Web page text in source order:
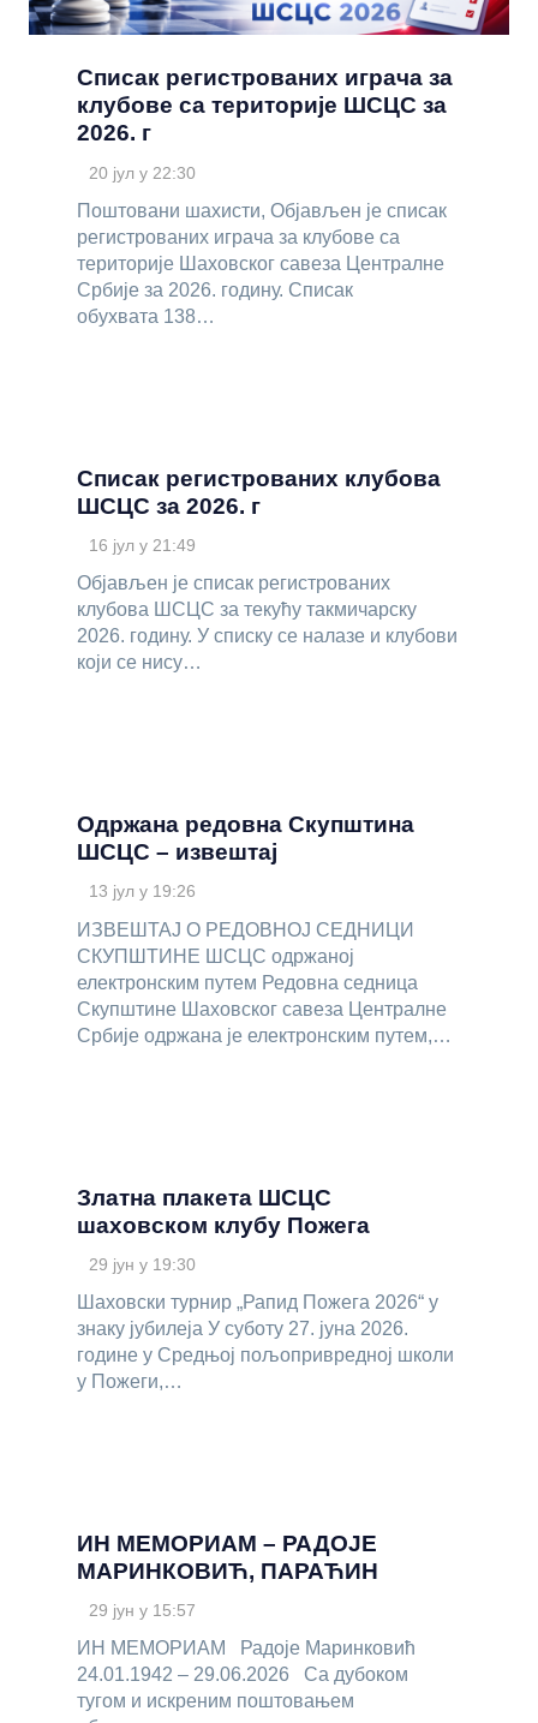
Списак регистрованих играча за
клубове са територије ШСЦС за
2026. г
20 јул у 22:30
Поштовани шахисти, Објављен је списак
регистрованих играча за клубове са
територије Шаховског савеза Централне
Србије за 2026. годину. Списак
обухвата 138…
Списак регистрованих клубова
ШСЦС за 2026. г
16 јул у 21:49
Објављен је списак регистрованих
клубова ШСЦС за текућу такмичарску
2026. годину. У списку се налазе и клубови
који се нису…
Одржана редовна Скупштина
ШСЦС – извештај
13 јул у 19:26
ИЗВЕШТАЈ О РЕДОВНОЈ СЕДНИЦИ
СКУПШТИНЕ ШСЦС одржаној
електронским путем Редовна седница
Скупштине Шаховског савеза Централне
Србије одржана је електронским путем,…
Златна плакета ШСЦС
шаховском клубу Пожега
29 јун у 19:30
Шаховски турнир „Рапид Пожега 2026“ у
знаку јубилеја У суботу 27. јуна 2026.
године у Средњој пољопривредној школи
у Пожеги,…
ИН МЕМОРИАМ – РАДОЈЕ
МАРИНКОВИЋ, ПАРАЋИН
29 јун у 15:57
ИН МЕМОРИАМ Радоје Маринковић
24.01.1942 – 29.06.2026 Са дубоком
тугом и искреним поштовањем